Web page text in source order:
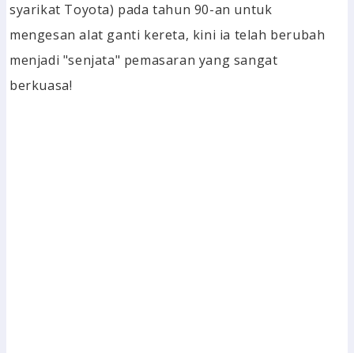
syarikat Toyota) pada tahun 90-an untuk
mengesan alat ganti kereta, kini ia telah berubah
menjadi "senjata" pemasaran yang sangat
berkuasa!